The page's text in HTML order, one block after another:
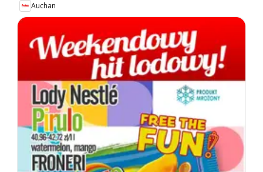
Auchan